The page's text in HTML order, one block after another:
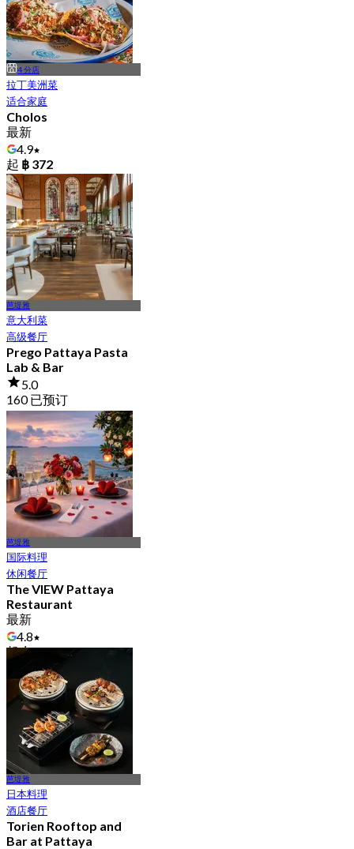
4 分店
拉丁美洲菜
适合家庭
Cholos
最新
4.9
起 ฿ 372
芭堤雅
意大利菜
高级餐厅
Prego Pattaya Pasta
Lab & Bar
5.0
160 已预订
起฿ 830
芭堤雅
国际料理
休闲餐厅
The VIEW Pattaya
Restaurant
最新
4.8
起฿ 730
芭堤雅
日本料理
酒店餐厅
Torien Rooftop and
Bar at Pattaya